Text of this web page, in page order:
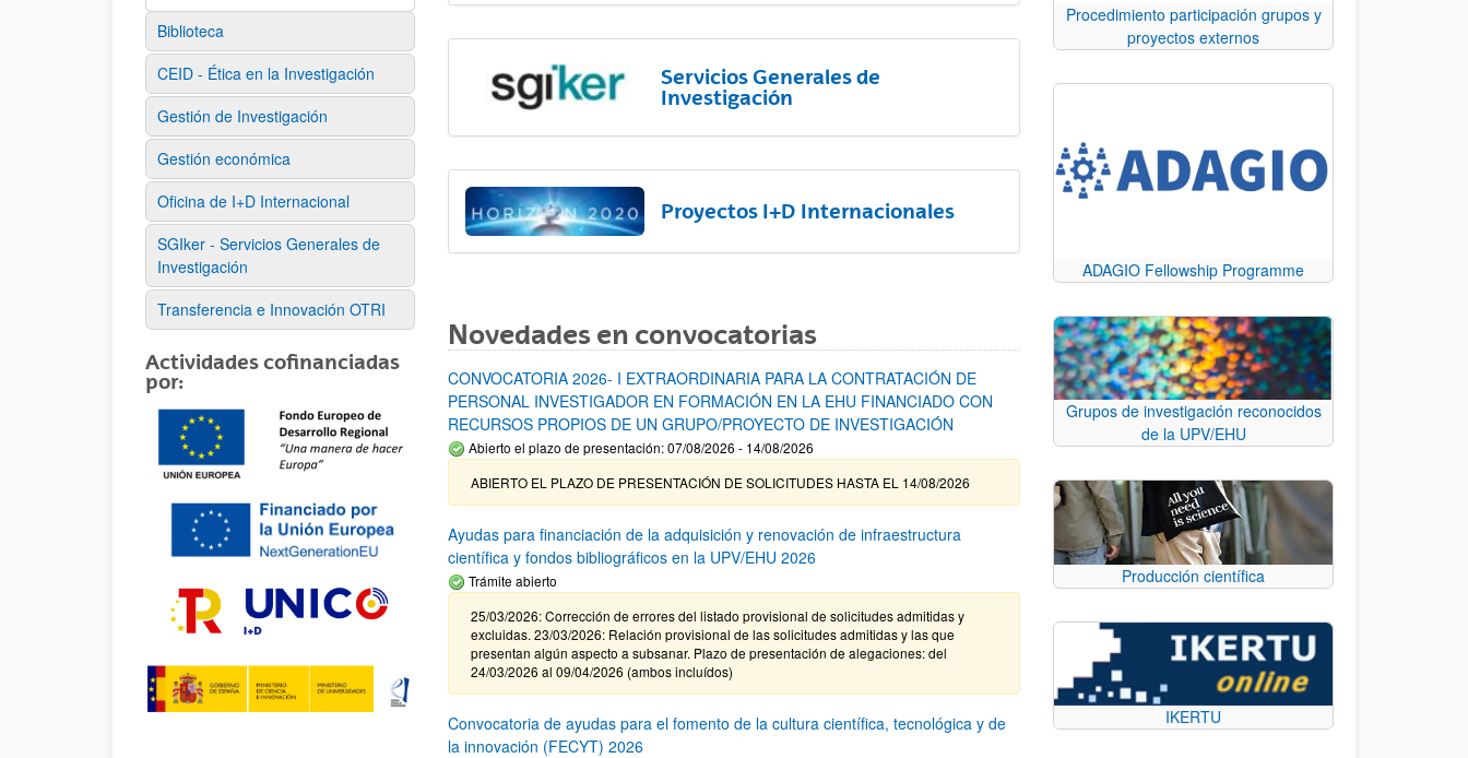
Biblioteca
CEID - Ética en la Investigación
Gestión de Investigación
Gestión económica
Oficina de I+D Internacional
SGIker - Servicios Generales de
Investigación
Transferencia e Innovación OTRI
Actividades cofinanciadas
por:
Servicios Generales de
Investigación
Proyectos I+D Internacionales
Novedades en convocatorias
CONVOCATORIA 2026- I EXTRAORDINARIA PARA LA CONTRATACIÓN DE
PERSONAL INVESTIGADOR EN FORMACIÓN EN LA EHU FINANCIADO CON
RECURSOS PROPIOS DE UN GRUPO/PROYECTO DE INVESTIGACIÓN
Abierto el plazo de presentación: 07/08/2026 - 14/08/2026
ABIERTO EL PLAZO DE PRESENTACIÓN DE SOLICITUDES HASTA EL 14/08/2026
Ayudas para financiación de la adquisición y renovación de infraestructura
científica y fondos bibliográficos en la UPV/EHU 2026
Trámite abierto
25/03/2026: Corrección de errores del listado provisional de solicitudes admitidas y
excluidas. 23/03/2026: Relación provisional de las solicitudes admitidas y las que
presentan algún aspecto a subsanar. Plazo de presentación de alegaciones: del
24/03/2026 al 09/04/2026 (ambos incluídos)
Convocatoria de ayudas para el fomento de la cultura científica, tecnológica y de
la innovación (FECYT) 2026
Procedimiento participación grupos y
proyectos externos
ADAGIO Fellowship Programme
Grupos de investigación reconocidos
de la UPV/EHU
Producción científica
IKERTU